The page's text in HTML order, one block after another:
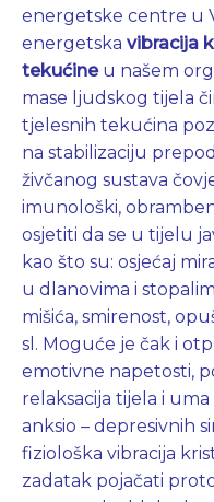
energetske centre u
energetska vibracija
tekućine u našem
mase ljudskog tijela
tjelesnih tekućina
na stabilizaciju
živčanog sustava
imunološki,
osjetiti da se u tijelu
kao što su: osjećaj
u dlanovima i
mišića, smirenost,
sl. Moguće je čak i
emotivne napetosti,
relaksacija tijela i
anksio – depresivnih
fiziološka vibracija
zadatak pojačati